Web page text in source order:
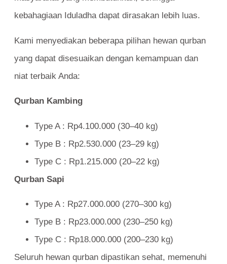
kebahagiaan Iduladha dapat dirasakan lebih luas.
Kami menyediakan beberapa pilihan hewan qurban
yang dapat disesuaikan dengan kemampuan dan
niat terbaik Anda:
Qurban Kambing
Type A : Rp4.100.000 (30–40 kg)
Type B : Rp2.530.000 (23–29 kg)
Type C : Rp1.215.000 (20–22 kg)
Qurban Sapi
Type A : Rp27.000.000 (270–300 kg)
Type B : Rp23.000.000 (230–250 kg)
Type C : Rp18.000.000 (200–230 kg)
Seluruh hewan qurban dipastikan sehat, memenuhi